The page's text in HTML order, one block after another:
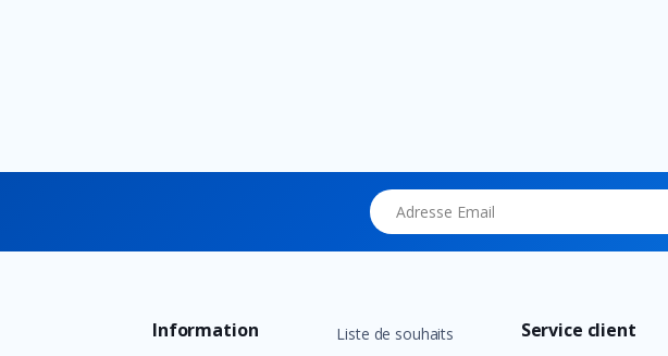
Adresse Email
Information
Liste de souhaits
Service client